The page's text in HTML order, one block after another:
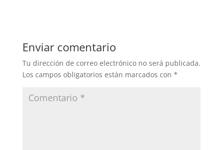
Enviar comentario
Tu dirección de correo electrónico no será publicada.
Los campos obligatorios están marcados con *